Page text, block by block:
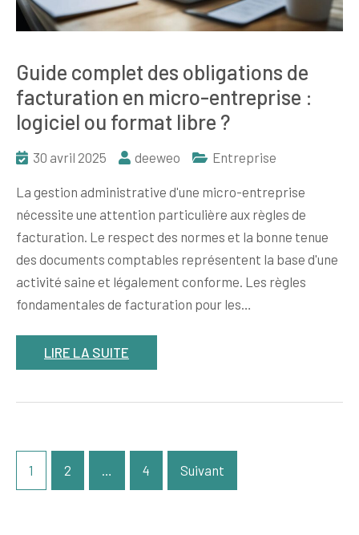
Guide complet des obligations de
facturation en micro-entreprise :
logiciel ou format libre ?
30 avril 2025 deeweo Entreprise
La gestion administrative d'une micro-entreprise
nécessite une attention particulière aux règles de
facturation. Le respect des normes et la bonne tenue
des documents comptables représentent la base d'une
activité saine et légalement conforme. Les règles
fondamentales de facturation pour les…
LIRE LA SUITE
Pagination
des1 2 … 4 Suivant